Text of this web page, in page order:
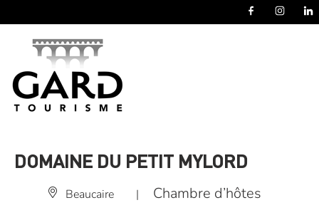
DOMAINE DU PETIT MYLORD
Beaucaire | Chambre d’hôtes